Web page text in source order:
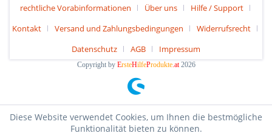
rechtliche Vorabinformationen Über uns
Hilfe / Support
Kontakt
Versand und Zahlungsbedingungen
Widerrufsrecht
Datenschutz
AGB Impressum
Copyright by ErsteHilfeProdukte.at2026
Diese Website verwendet Cookies, um Ihnen die bestmögliche
Funktionalität bieten zu können.